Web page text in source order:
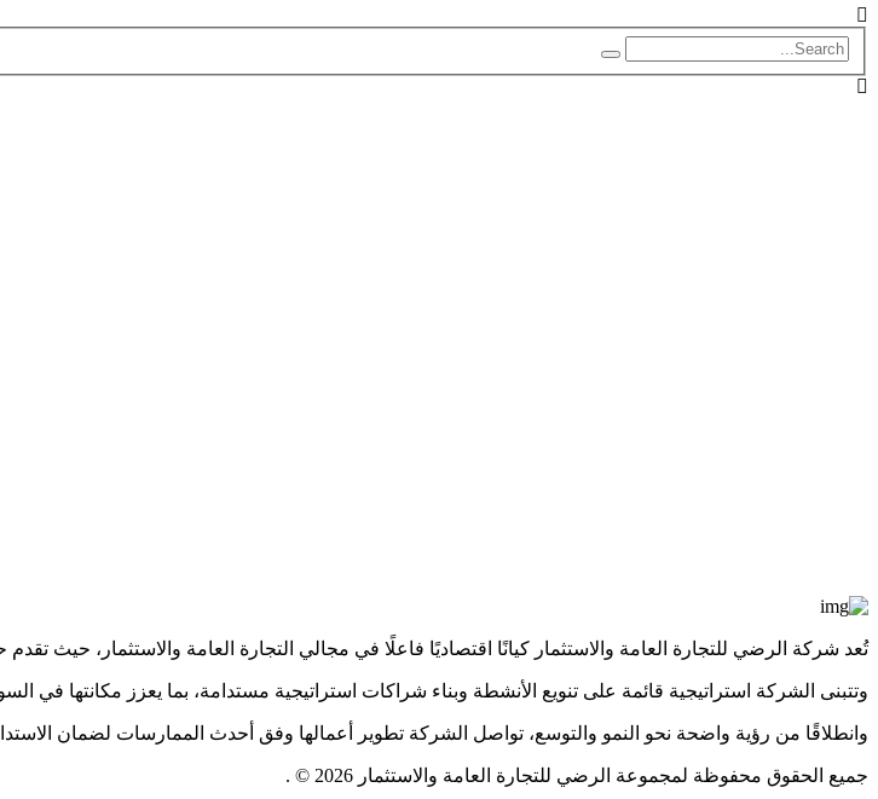
تُعد شركة الرضي للتجارة العامة والاستثمار كيانًا اقتصاديًا فاعلًا في مجالي التجارة العامة والاستثمار، حيث
وتتبنى الشركة استراتيجية قائمة على تنويع الأنشطة وبناء شراكات استراتيجية مستدامة، بما يعزز مكانتها في
وانطلاقًا من رؤية واضحة نحو النمو والتوسع، تواصل الشركة تطوير أعمالها وفق أحدث الممارسات لضمان
جميع الحقوق محفوظة لمجموعة الرضي للتجارة العامة والاستثمار 2026 © .